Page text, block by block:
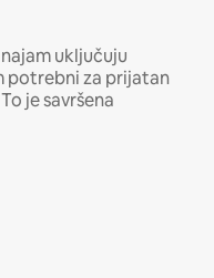
uključuju
potrebni za prijatan
je savršena